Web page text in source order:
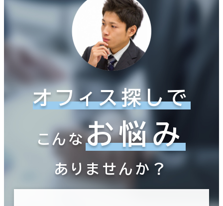
オフィス探しで
こんなお悩み
ありませんか？